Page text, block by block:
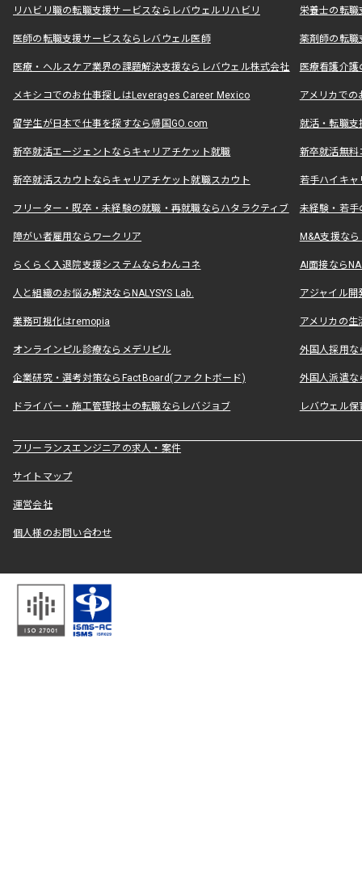
リハビリ職の転職支援サービスならレバウェルリハビリ 栄養士の転
医師の転職支援サービスならレバウェル医師 薬剤師の転
医療・ヘルスケア業界の課題解決支援ならレバウェル株式会社 医療看護介
メキシコでのお仕事探しはLeverages Career Mexico アメリカで
留学生が日本で仕事を探すなら帰国GO.com 就活・転職
新卒就活エージェントならキャリアチケット就職 新卒就活無料
新卒就活スカウトならキャリアチケット就職スカウト 若手ハイキ
フリーター・既卒・未経験の就職・再就職ならハタラクティブ 未経験・若手
障がい者雇用ならワークリア M&A支援な
らくらく入退院支援システムならわんコネ AI面接なら
人と組織のお悩み解決ならNALYSYS Lab. アジャイル
業務可視化はremopia アメリカの
オンラインピル診療ならメデリピル 外国人採用
企業研究・選考対策ならFactBoard(ファクトボード) 外国人派遣な
ドライバー・施工管理技士の転職ならレバジョブ レバウェル
フリーランスエンジニアの求人・案件
サイトマップ
運営会社
個人様のお問い合わせ